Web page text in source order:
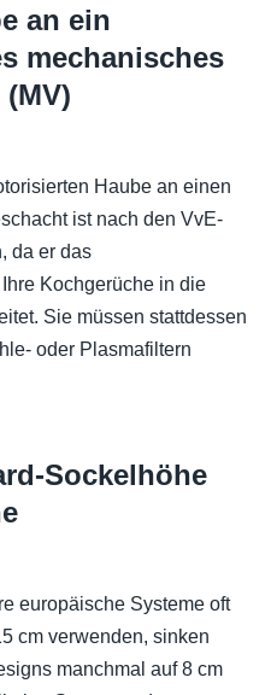
an ein
mechanisches
Haube an einen
ist nach den VvE-
da er das
Kochgerüche in die
Sie müssen stattdessen
oder Plasmafiltern
Sockelhöhe
europäische Systeme oft
cm verwenden, sinken
manchmal auf 8 cm